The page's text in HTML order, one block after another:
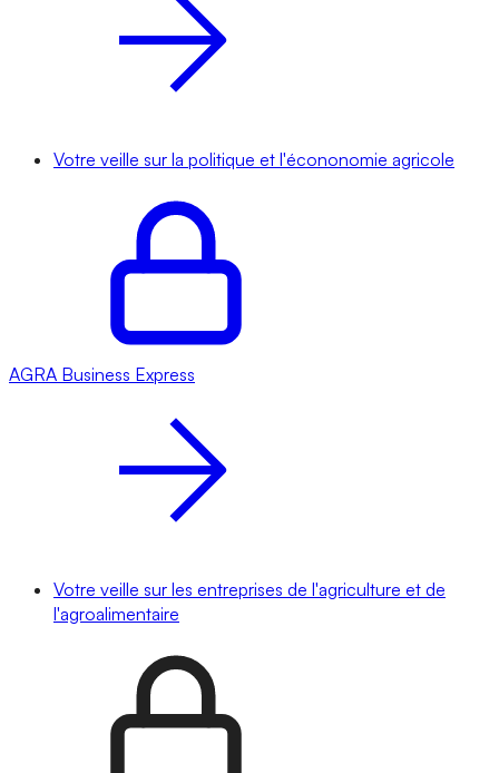
Votre veille sur la politique et l'écononomie agricole
AGRA Business Express
Votre veille sur les entreprises de l'agriculture et de
l'agroalimentaire